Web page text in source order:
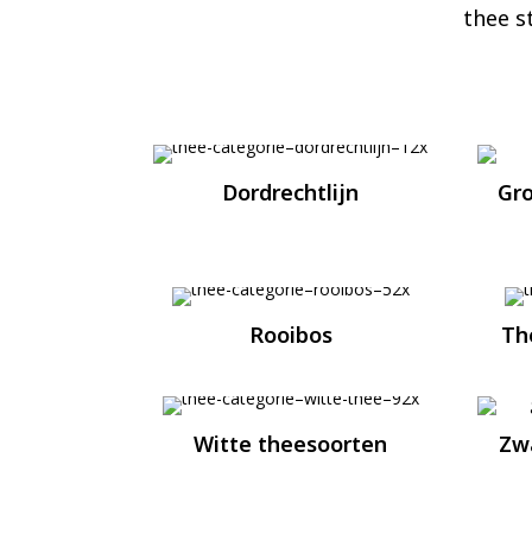
thee
Dordrechtlijn
Rooibos
Witte theesoorten